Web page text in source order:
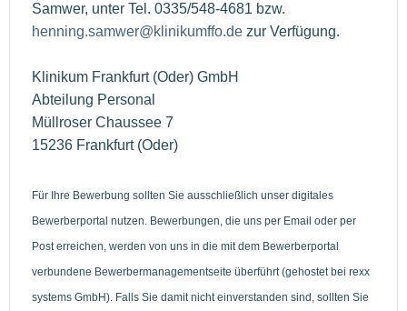
Samwer, unter Tel. 0335/548-4681 bzw.
henning.samwer@klinikumffo.de zur Verfügung.
Klinikum Frankfurt (Oder) GmbH
Abteilung Personal
Müllroser Chaussee 7
15236 Frankfurt (Oder)
Für Ihre Bewerbung sollten Sie ausschließlich unser digitales
Bewerberportal nutzen. Bewerbungen, die uns per Email oder per
Post erreichen, werden von uns in die mit dem Bewerberportal
verbundene Bewerbermanagementseite überführt (gehostet bei rexx
systems GmbH). Falls Sie damit nicht einverstanden sind, sollten Sie